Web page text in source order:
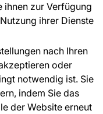
ihnen zur Verfügung
ihrer Dienste
nach Ihren
oder
notwendig ist. Sie
indem Sie das
der Website erneut
weiter